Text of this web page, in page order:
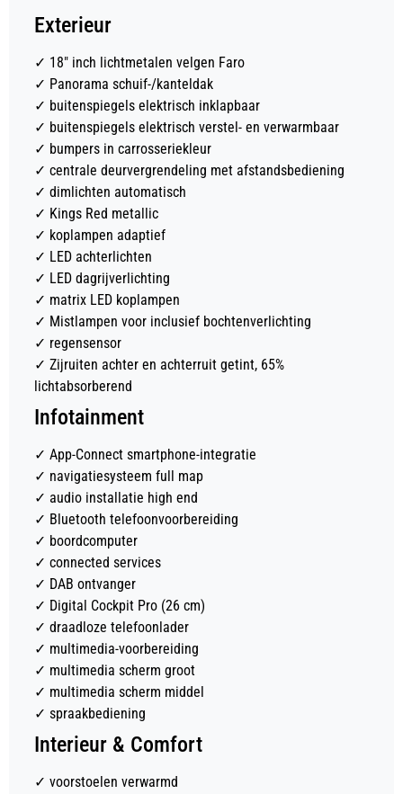
Exterieur
✓ 18" inch lichtmetalen velgen Faro
✓ Panorama schuif-/kanteldak
✓ buitenspiegels elektrisch inklapbaar
✓ buitenspiegels elektrisch verstel- en verwarmbaar
✓ bumpers in carrosseriekleur
✓ centrale deurvergrendeling met afstandsbediening
✓ dimlichten automatisch
✓ Kings Red metallic
✓ koplampen adaptief
✓ LED achterlichten
✓ LED dagrijverlichting
✓ matrix LED koplampen
✓ Mistlampen voor inclusief bochtenverlichting
✓ regensensor
✓ Zijruiten achter en achterruit getint, 65%
lichtabsorberend
Infotainment
✓ App-Connect smartphone-integratie
✓ navigatiesysteem full map
✓ audio installatie high end
✓ Bluetooth telefoonvoorbereiding
✓ boordcomputer
✓ connected services
✓ DAB ontvanger
✓ Digital Cockpit Pro (26 cm)
✓ draadloze telefoonlader
✓ multimedia-voorbereiding
✓ multimedia scherm groot
✓ multimedia scherm middel
✓ spraakbediening
Interieur & Comfort
✓ voorstoelen verwarmd